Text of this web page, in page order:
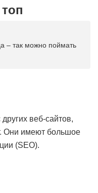
– так можно поймать
веб-сайтов,
Они имеют большое
(SEO).